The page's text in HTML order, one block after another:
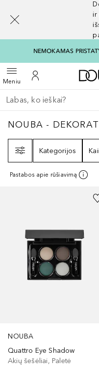
ir
NEMOKAMAS
MeniuAtidaryti meniuĮ mano paskyrą
Grįžk atgal
Vykdykite paiešką
NOUBA -
NOUBA -
Kategorijos
Pastabos apie rūšiavimą
NOUBA
Quattro Eye Shadow
Akių šešėliai, Paletė